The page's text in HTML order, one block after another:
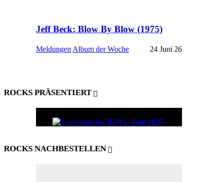
Jeff Beck: Blow By Blow (1975)
Meldungen Album der Woche 24 Juni 26
ROCKS PRÄSENTIERT
ROCKS NACHBESTELLEN